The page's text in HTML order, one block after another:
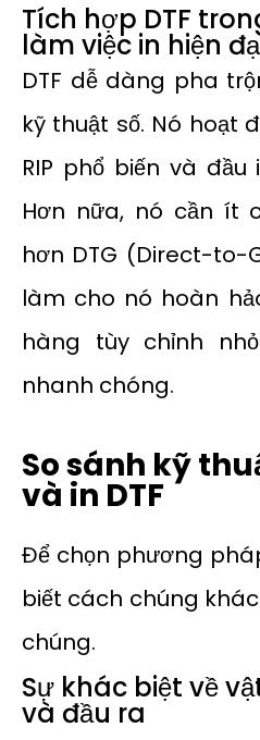
Tích hợp DTF
làm việc in hiện
DTF dễ dàng pha
kỹ thuật số. Nó hoạt
RIP phổ biến và
Hơn nữa, nó cần ít
hơn DTG (Direct-to-
làm cho nó hoàn
hàng tùy chỉnh
nhanh chóng.
So sánh kỹ
và in DTF
Để chọn phương
biết cách chúng
chúng.
Sự khác biệt về
và đầu ra